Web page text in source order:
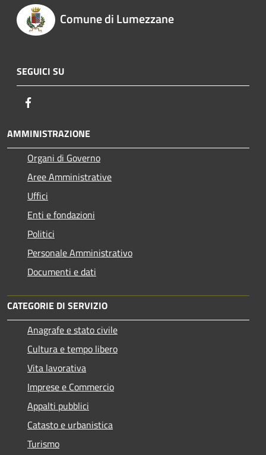
Comune di Lumezzane
SEGUICI SU
AMMINISTRAZIONE
Organi di Governo
Aree Amministrative
Uffici
Enti e fondazioni
Politici
Personale Amministrativo
Documenti e dati
CATEGORIE DI SERVIZIO
Anagrafe e stato civile
Cultura e tempo libero
Vita lavorativa
Imprese e Commercio
Appalti pubblici
Catasto e urbanistica
Turismo